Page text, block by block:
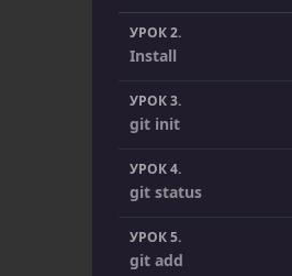
УРОК 2.
Install
УРОК 3.
git init
УРОК 4.
git status
УРОК 5.
git add